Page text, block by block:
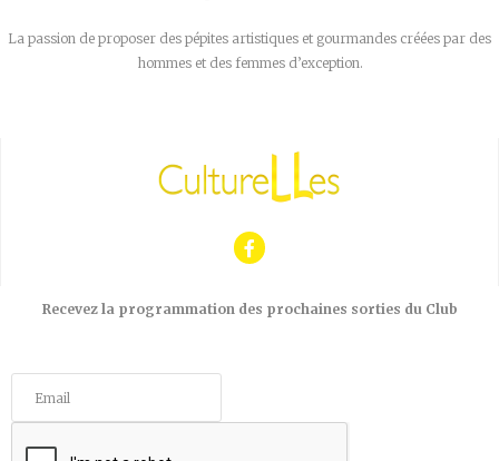
La passion de proposer des pépites artistiques et gourmandes créées par des
hommes et des femmes d’exception.
Recevez la programmation des prochaines sorties du Club